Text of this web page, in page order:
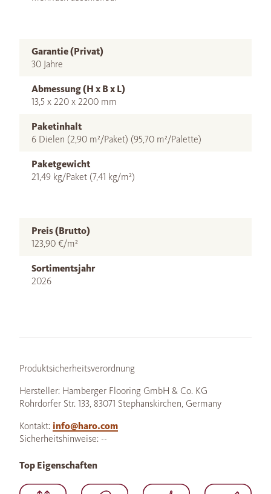
Garantie (Privat)
30 Jahre
Abmessung (H x B x L)
13,5 x 220 x 2200 mm
Paketinhalt
6 Dielen (2,90 m²/Paket) (95,70 m²/Palette)
Paketgewicht
21,49 kg/Paket (7,41 kg/m²)
Preis (Brutto)
123,90 €/m²
Sortimentsjahr
2026
Produktsicherheitsverordnung
Hersteller: Hamberger Flooring GmbH & Co. KG
Rohrdorfer Str. 133, 83071 Stephanskirchen, Germany
Kontakt: info@haro.com
Sicherheitshinweise: --
Top Eigenschaften